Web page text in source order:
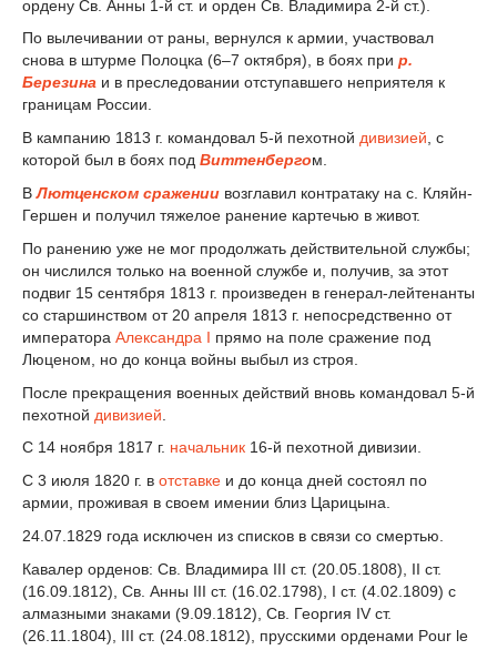
ордену Св. Анны 1-й ст. и орден Св. Владимира 2-й ст.).
По вылечивании от раны, вернулся к армии, участвовал
снова в штурме Полоцка (6–7 октября), в боях при р.
Березина и в преследовании отступавшего неприятеля к
границам России.
В кампанию 1813 г. командовал 5-й пехотной дивизией , с
которой был в боях под Виттенбергом.
ВЛютценском сражении возглавил контратаку на с. Кляйн-
Гершен и получил тяжелое ранение картечью в живот.
По ранению уже не мог продолжать действительной службы;
он числился только на военной службе и, получив, за этот
подвиг 15 сентября 1813 г. произведен в генерал-лейтенанты
со старшинством от 20 апреля 1813 г. непосредственно от
императора Александра I прямо на поле сражение под
Люценом, но до конца войны выбыл из строя.
После прекращения военных действий вновь командовал 5-й
пехотной дивизией
С 14 ноября 1817 г. начальник 16-й пехотной дивизии.
С 3 июля 1820 г. в отставке и до конца дней состоял по
армии, проживая в своем имении близ Царицына.
24.07.1829 года исключен из списков в связи со смертью.
Кавалер орденов: Св. Владимира III ст. (20.05.1808), II ст.
(16.09.1812), Св. Анны III ст. (16.02.1798), I ст. (4.02.1809) с
алмазными знаками (9.09.1812), Св. Георгия IV ст.
(26.11.1804), III ст. (24.08.1812), прусскими орденами Pour le